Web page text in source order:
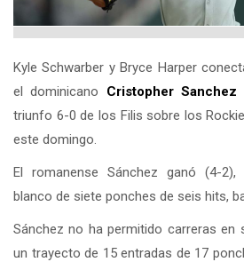
Kyle Schwarber y Bryce Harper
el dominicano Cristopher Sanchez
triunfo 6-0 de los Filis sobre los
este domingo.
El romanense Sánchez ganó (4-
blanco de siete ponches de seis hits,
Sánchez no ha permitido carreras en
un trayecto de 15 entradas de 17